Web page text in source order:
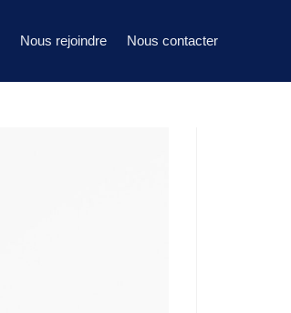
Nous rejoindre Nous contacter